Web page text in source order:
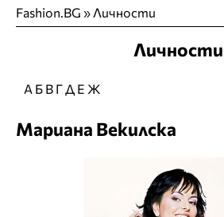
Fashion.BG » Личности
Личности
А Б В ГД Е Ж
Мариана Векилска